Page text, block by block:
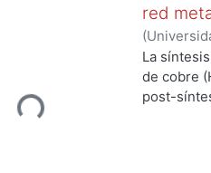
Loading...
red
(
de
La
de cobre
post-